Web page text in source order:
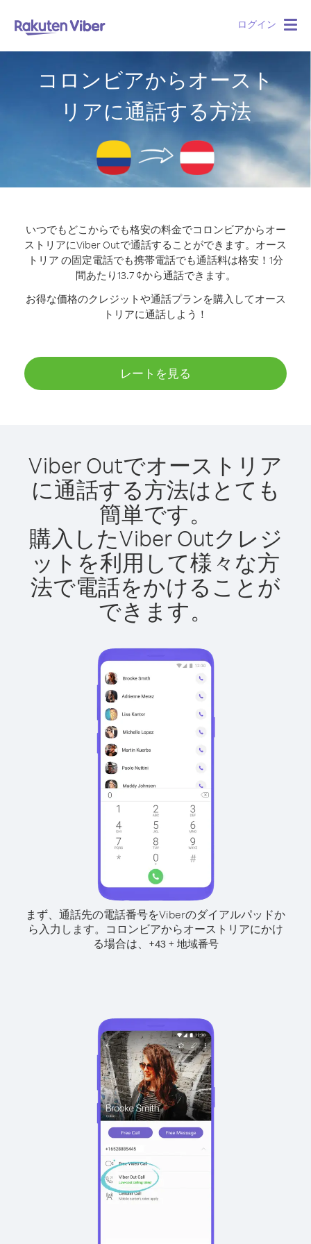
ログイン
コロンビアからオースト
リアに通話する方法
いつでもどこからでも格安の料金でコロンビアからオー
ストリアにViber Outで通話することができます。 オース
トリア の固定電話でも携帯電話でも通話料は格安！1分
間あたり13.7 ¢から通話できます。
お得な価格のクレジットや通話プランを購入してオース
トリアに通話しよう！
レートを見る
Viber Outでオーストリア
に通話する方法はとても
簡単です。
購入したViber Outクレジ
ットを利用して様々な方
法で電話をかけることが
できます。
まず、通話先の電話番号をViberのダイアルパッドか
ら入力します。 コロンビアからオーストリアにかけ
る場合は、
+43+ 地域番号